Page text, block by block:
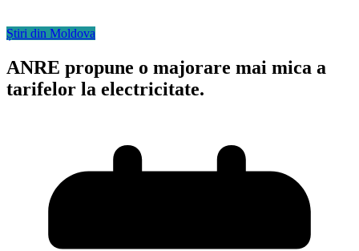
Știri din Moldova
ANRE propune o majorare mai mica a
tarifelor la electricitate.